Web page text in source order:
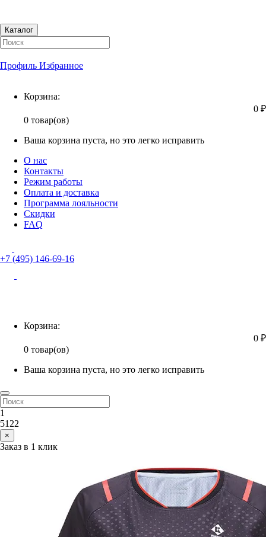
Каталог
Профиль Избранное
Корзина:
0 ₽
0 товар(ов)
Ваша корзина пуста, но это легко исправить
О нас
Контакты
Режим работы
Оплата и доставка
Программа лояльности
Скидки
FAQ
+7 (495) 146-69-16
Корзина:
0 ₽
0 товар(ов)
Ваша корзина пуста, но это легко исправить
1
5122
×
Заказ в 1 клик